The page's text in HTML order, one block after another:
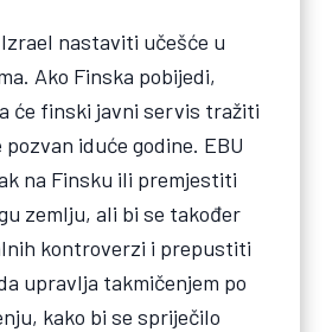
nastaviti učešće u
Ako Finska pobijedi,
će finski javni servis tražiti
iduće godine. EBU
na Finsku ili premjestiti
zemlju, ali bi se također
kontroverzi i prepustiti
upravlja takmičenjem po
kako bi se spriječilo